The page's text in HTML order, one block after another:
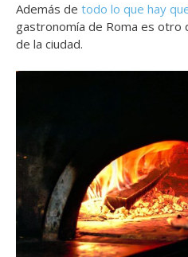
Además de todo lo que hay
gastronomía de Roma es otro
de la ciudad.